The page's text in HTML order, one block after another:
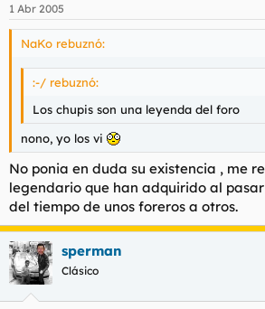
1 Abr 2005
NaKo rebuznó:
:-/ rebuznó:
Los chupis son una leyenda del foro
nono, yo los vi
No ponia en duda su existencia , me
legendario que han adquirido al
del tiempo de unos foreros a otros.
sperman
Clásico